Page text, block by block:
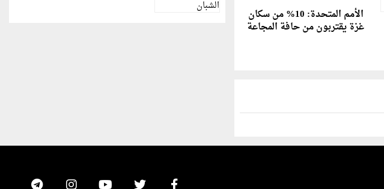
الأمم المتحدة: 10% من سكان
غزة يقتربون من حافة المجاعة